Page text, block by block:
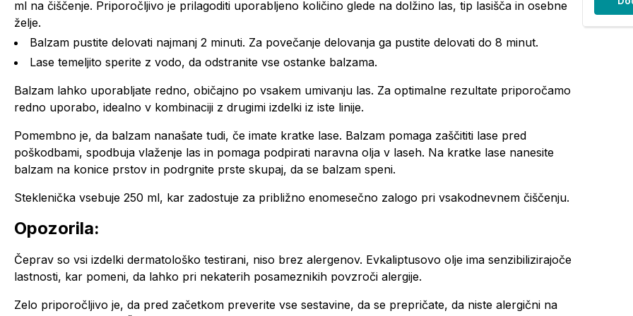
ml na čiščenje. Priporočljivo je prilagoditi uporabljeno količino glede na dolžino las, tip lasišča in osebne
želje.
Balzam pustite delovati najmanj 2 minuti. Za povečanje delovanja ga pustite delovati do 8 minut.
Lase temeljito sperite z vodo, da odstranite vse ostanke balzama.
Balzam lahko uporabljate redno, običajno po vsakem umivanju las. Za optimalne rezultate priporočamo
redno uporabo, idealno v kombinaciji z drugimi izdelki iz iste linije.
Pomembno je, da balzam nanašate tudi, če imate kratke lase. Balzam pomaga zaščititi lase pred
poškodbami, spodbuja vlaženje las in pomaga podpirati naravna olja v laseh. Na kratke lase nanesite
balzam na konice prstov in podrgnite prste skupaj, da se balzam speni.
Steklenička vsebuje 250 ml, kar zadostuje za približno enomesečno zalogo pri vsakodnevnem čiščenju.
Opozorila:
Čeprav so vsi izdelki dermatološko testirani, niso brez alergenov. Evkaliptusovo olje ima senzibilizirajoče
lastnosti, kar pomeni, da lahko pri nekaterih posameznikih povzroči alergije.
Zelo priporočljivo je, da pred začetkom preverite vse sestavine, da se prepričate, da niste alergični na